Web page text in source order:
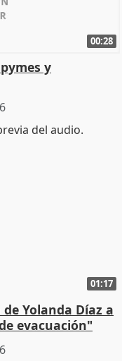
00:28
y
01:17
Yolanda Díaz a
evacuación"